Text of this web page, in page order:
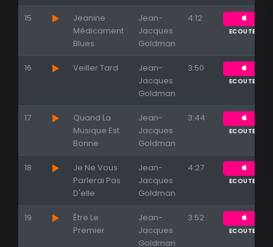
15
Jeanine
Médicament
Blues
Jean-
Jacques
Goldman
4:12
ECOUTER
16 Veiller Tard
Jean-
Jacques
Goldman
3:50
ECOUTER
17
Quand La
Musique Est
Bonne
Jean-
Jacques
Goldman
3:44
ECOUTER
18
Je Ne Vous
Parlerai Pas
D'elle
Jean-
Jacques
Goldman
4:27
ECOUTER
19
Être Le
Premier
Jean-
Jacques
Goldman
3:52
ECOUTER